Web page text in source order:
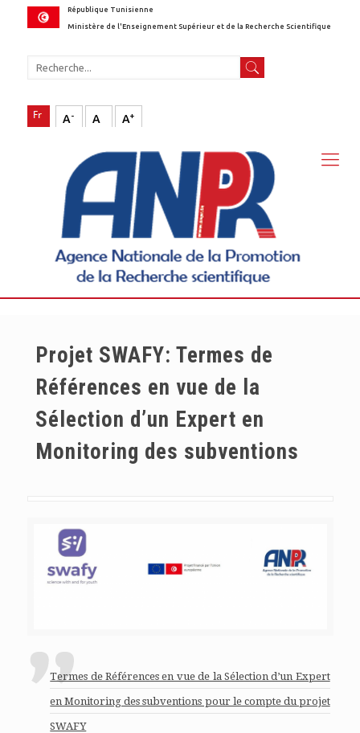
République Tunisienne
Ministère de l'Enseignement Supérieur et de la Recherche Scientifique
A- A A+
Projet SWAFY: Termes de
Références en vue de la
Sélection d’un Expert en
Monitoring des subventions
Termes de Références en vue de la Sélection d’un Expert
en Monitoring des subventions pour le compte du projet
SWAFY